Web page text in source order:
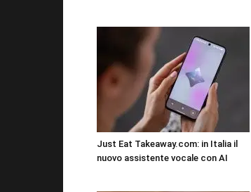
Just Eat Takeaway.com: in Italia il
nuovo assistente vocale con AI